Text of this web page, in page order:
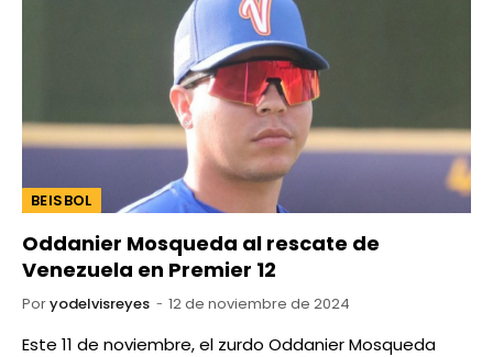
BEISBOL
Oddanier Mosqueda al rescate de
Venezuela en Premier 12
Poryodelvisreyes 12 de noviembre de 2024
Este 11 de noviembre, el zurdo Oddanier Mosqueda